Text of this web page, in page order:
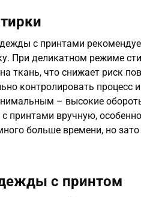
с принтами
При деликатном режиме
ткань, что снижает риск
контролировать процесс
– высокие
принтами вручную,
больше времени, но
с принтом